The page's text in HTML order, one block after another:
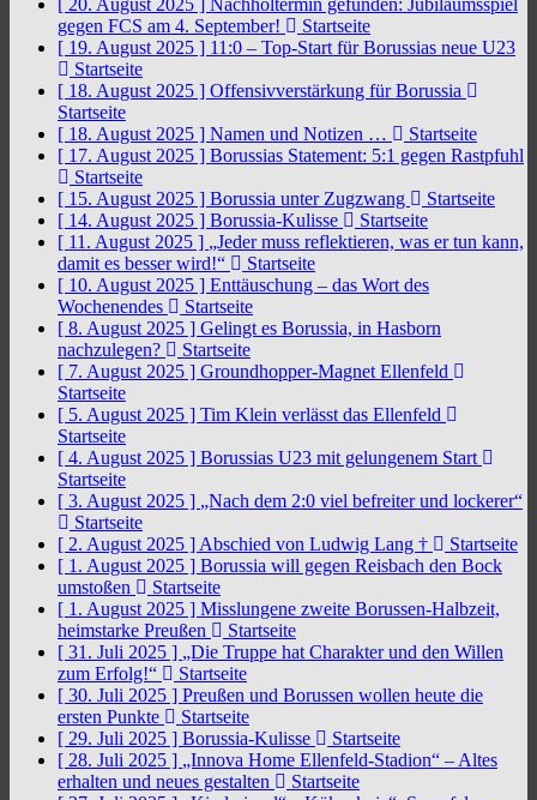
[ 20. August 2025 ] Nachholtermin gefunden: Jubiläumsspiel
gegen FCS am 4. September!
Startseite
[ 19. August 2025 ] 11:0 – Top-Start für Borussias neue U23
Startseite
[ 18. August 2025 ] Offensivverstärkung für Borussia
Startseite
[ 18. August 2025 ] Namen und Notizen …
Startseite
[ 17. August 2025 ] Borussias Statement: 5:1 gegen Rastpfuhl
Startseite
[ 15. August 2025 ] Borussia unter Zugzwang
Startseite
[ 14. August 2025 ] Borussia-Kulisse
Startseite
[ 11. August 2025 ] „Jeder muss reflektieren, was er tun kann,
damit es besser wird!“
Startseite
[ 10. August 2025 ] Enttäuschung – das Wort des
Wochenendes
Startseite
[ 8. August 2025 ] Gelingt es Borussia, in Hasborn
nachzulegen?
Startseite
[ 7. August 2025 ] Groundhopper-Magnet Ellenfeld
Startseite
[ 5. August 2025 ] Tim Klein verlässt das Ellenfeld
Startseite
[ 4. August 2025 ] Borussias U23 mit gelungenem Start
Startseite
[ 3. August 2025 ] „Nach dem 2:0 viel befreiter und lockerer“
Startseite
[ 2. August 2025 ] Abschied von Ludwig Lang †
Startseite
[ 1. August 2025 ] Borussia will gegen Reisbach den Bock
umstoßen
Startseite
[ 1. August 2025 ] Misslungene zweite Borussen-Halbzeit,
heimstarke Preußen
Startseite
[ 31. Juli 2025 ] „Die Truppe hat Charakter und den Willen
zum Erfolg!“
Startseite
[ 30. Juli 2025 ] Preußen und Borussen wollen heute die
ersten Punkte
Startseite
[ 29. Juli 2025 ] Borussia-Kulisse
Startseite
[ 28. Juli 2025 ] „Innova Home Ellenfeld-Stadion“ – Altes
erhalten und neues gestalten
Startseite